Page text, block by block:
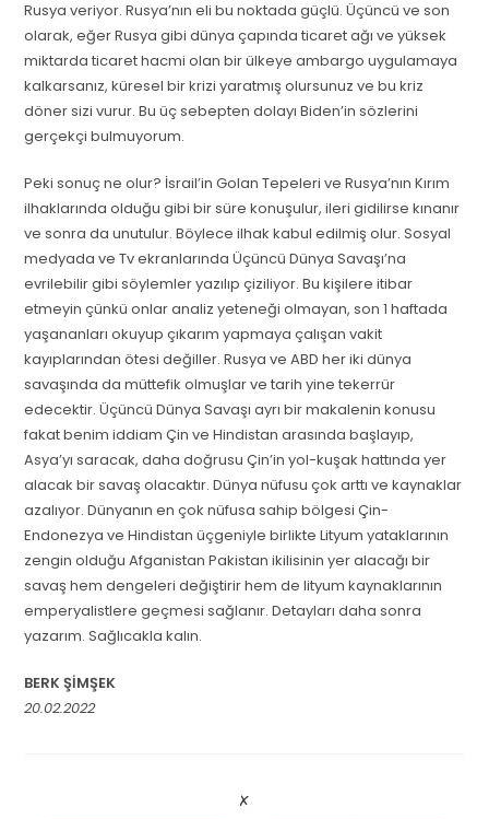
Rusya veriyor. Rusya’nın eli bu noktada güçlü. Üçüncü ve son
olarak, eğer Rusya gibi dünya çapında ticaret ağı ve yüksek
miktarda ticaret hacmi olan bir ülkeye ambargo uygulamaya
kalkarsanız, küresel bir krizi yaratmış olursunuz ve bu kriz
döner sizi vurur. Bu üç sebepten dolayı Biden’in sözlerini
gerçekçi bulmuyorum.
Peki sonuç ne olur? İsrail’in Golan Tepeleri ve Rusya’nın Kırım
ilhaklarında olduğu gibi bir süre konuşulur, ileri gidilirse kınanır
ve sonra da unutulur. Böylece ilhak kabul edilmiş olur. Sosyal
medyada ve Tv ekranlarında Üçüncü Dünya Savaşı’na
evrilebilir gibi söylemler yazılıp çiziliyor. Bu kişilere itibar
etmeyin çünkü onlar analiz yeteneği olmayan, son 1 haftada
yaşananları okuyup çıkarım yapmaya çalışan vakit
kayıplarından ötesi değiller. Rusya ve ABD her iki dünya
savaşında da müttefik olmuşlar ve tarih yine tekerrür
edecektir. Üçüncü Dünya Savaşı ayrı bir makalenin konusu
fakat benim iddiam Çin ve Hindistan arasında başlayıp,
Asya’yı saracak, daha doğrusu Çin’in yol-kuşak hattında yer
alacak bir savaş olacaktır. Dünya nüfusu çok arttı ve kaynaklar
azalıyor. Dünyanın en çok nüfusa sahip bölgesi Çin-
Endonezya ve Hindistan üçgeniyle birlikte Lityum yataklarının
zengin olduğu Afganistan Pakistan ikilisinin yer alacağı bir
savaş hem dengeleri değiştirir hem de lityum kaynaklarının
emperyalistlere geçmesi sağlanır. Detayları daha sonra
yazarım. Sağlıcakla kalın.
BERK ŞİMŞEK
20.02.2022
X